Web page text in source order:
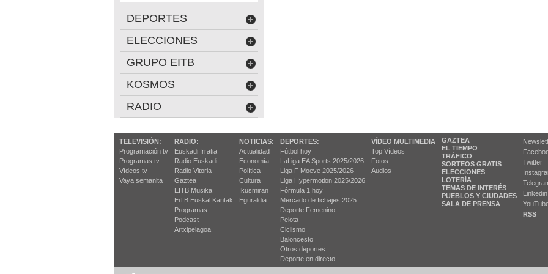
DEPORTES
ELECCIONES
GRUPO EITB
KOSMOS
RADIO
TELEVISIÓN:
Programación tv
Programas tv
Vídeos tv
Vaya semanita
RADIO:
Euskadi Irratia
Radio Euskadi
Radio Vitoria
Gaztea
EITB Musika
EiTB Euskal Kantak
Programas
Podcast
Artxipelagoa
NOTICIAS:
Actualidad
Economía
Política
Cultura
Ikusmiran
Eguraldia
DEPORTES:
Fútbol hoy
LaLiga EA Sports 2025/2026
Liga F Moeve 2025/2026
Liga Hypermotion 2025/2026
Fórmula 1 hoy
Mercado de fichajes 2025
Deporte Femenino
Pelota
Ciclismo
Baloncesto
Otros deportes
Deporte en directo
VÍDEO MULTIMEDIA
Top Vídeos
Fotos
Audios
GAZTEA
EL TIEMPO
TRÁFICO
SORTEOS GRATIS
ELECCIONES
LOTERÍA
TEMAS DE INTERÉS
PUEBLOS Y CIUDADES
SALA DE PRENSA
Twitter
Linkedin
RSS